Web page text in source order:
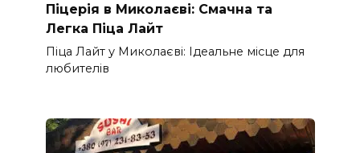
Піцерія в Миколаєві: Смачна та
Легка Піца Лайт
Піца Лайт у Миколаєві: Ідеальне місце для
любителів